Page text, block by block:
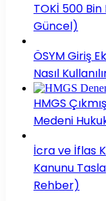
TOKİ 500
Güncel)
ÖSYM Giriş
Nasıl
HMGS
Medeni
İcra ve İflas
Kanunu
Rehber)